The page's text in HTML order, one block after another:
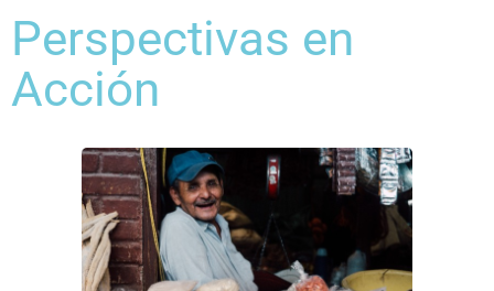
Perspectivas en
Acción